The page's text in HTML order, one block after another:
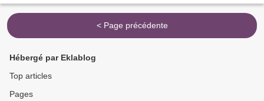
< Page précédente
Hébergé par Eklablog
Top articles
Pages